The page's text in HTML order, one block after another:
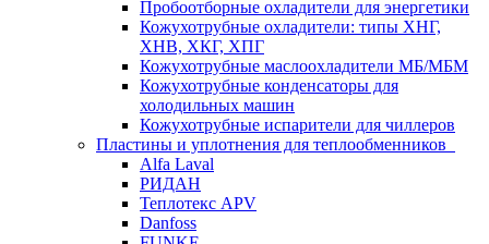
Пробоотборные охладители для энергетики
Кожухотрубные охладители: типы ХНГ,
ХНВ, ХКГ, ХПГ
Кожухотрубные маслоохладители МБ/МБМ
Кожухотрубные конденсаторы для
холодильных машин
Кожухотрубные испарители для чиллеров
Пластины и уплотнения для теплообменников
Alfa Laval
РИДАН
Теплотекс APV
Danfoss